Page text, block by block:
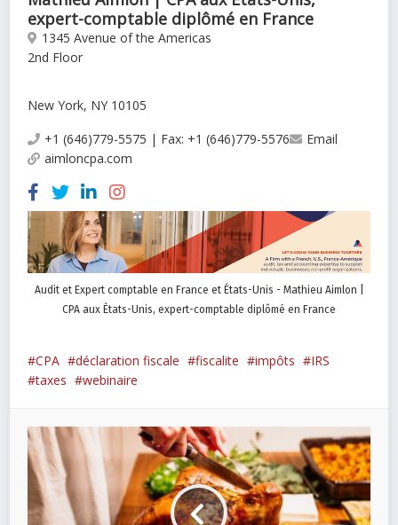
expert-comptable diplômé en France
1345 Avenue of the Americas
2nd Floor
New York, NY 10105
+1 (646)779-5575 | Fax: +1 (646)779-5576
Email
aimloncpa.com
Audit et Expert comptable en France et États-Unis - Mathieu Aimlon |
CPA aux États-Unis, expert-comptable diplômé en France
CPA déclaration fiscale fiscalite impôts
IRS
taxes
webinaire